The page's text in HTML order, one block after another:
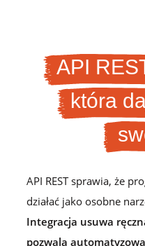
API
która
API REST sprawia, że
działać jako osobne
Integracja usuwa
pozwala